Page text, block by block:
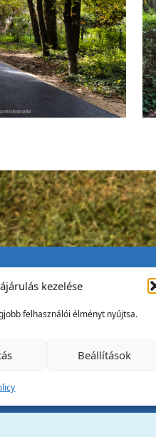
kezelése
felhasználói élményt nyújtsa.
Beállítások
Önkormányzata
tér 1.
587 078